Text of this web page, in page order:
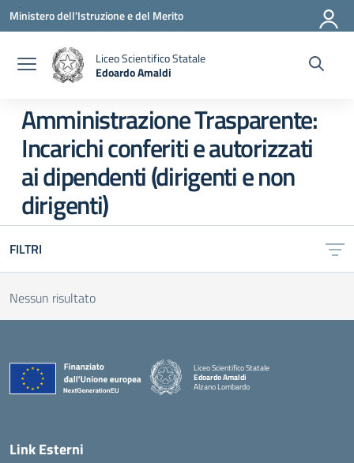
Vai ai contenuti
Vai al menu di navigazione
Vai al footer
Ministero dell'Istruzione e del Merito
Liceo Scientifico Statale
Edoardo Amaldi
Amministrazione Trasparente:
Incarichi conferiti e autorizzati
ai dipendenti (dirigenti e non
dirigenti)
FILTRI
Nessun risultato
Liceo Scientifico Statale
Edoardo Amaldi
Alzano Lombardo
Link Esterni